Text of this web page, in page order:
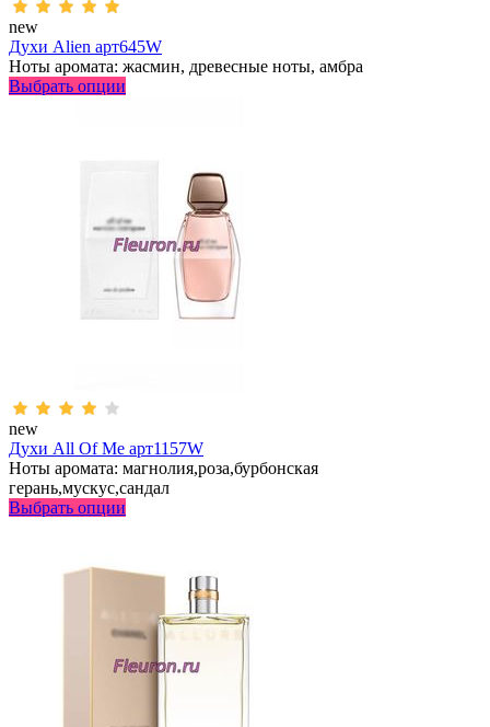
new
Духи Alien арт645W
Ноты аромата: жасмин, древесные ноты, амбра
Выбрать опции
new
Духи All Of Me арт1157W
Ноты аромата: магнолия,роза,бурбонская
герань,мускус,сандал
Выбрать опции